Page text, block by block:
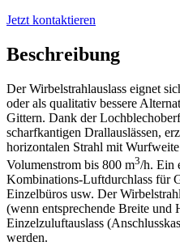
Jetzt kontaktieren
Beschreibung
Der Wirbelstrahlauslass eignet
oder als qualitativ bessere
Gittern. Dank der
scharfkantigen Drallauslässen,
horizontalen Strahl mit
Volumenstrom bis 800 m3/h. Ein
Kombinations-Luftdurchlass für
Einzelbüros usw. Der
(wenn entsprechende Breite und
Einzelzuluftauslass
werden.